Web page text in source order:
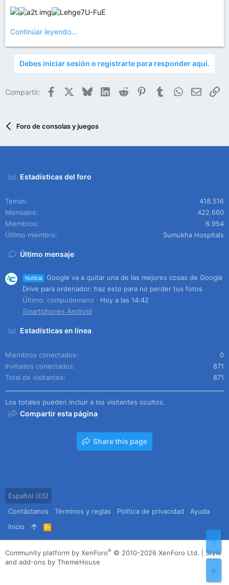
Continúar leyendo...
Debes iniciar sesión o registrarte para responder aquí.
Compartir: Facebook BlueskyLinkedIn
Reddit PinterestTumblrWhatsApp
Email
Foro de consolas y juegos
Estadísticas del foro
Temas
418.516
Mensajes
422.660
Miembros
6.954
Último miembro
Sumukha Hospitals
Último mensaje
Noticia
Google va a quitar una de las mejores cosas de Google
Drive para ordenador: haz esto para no perder tus fotos
Último: compudemano
Hoy a las 14:42
Smartphones Android
Estadísticas en línea
Miembros conectados
0
Invitados conectados
871
Total de visitantes
871
Los totales pueden incluir a los visitantes ocultos.
Compartir esta página
Share this page
Español (ES)
Contáctanos
Términos y reglas Política de privacidad
Ayuda
Inicio
R
S
S
Community platform by XenForo® © 2010-2026 XenForo Ltd.
Style
and add-ons by ThemeHouse